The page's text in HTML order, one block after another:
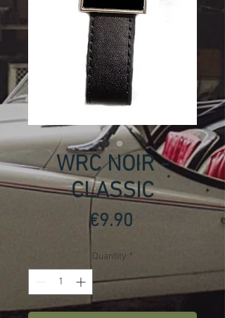
WRC NOIR -
CLASSIC
€9.90Price
Quantity *